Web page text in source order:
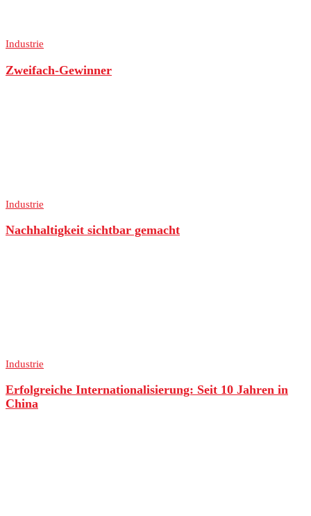
Industrie
Zweifach-Gewinner
Industrie
Nachhaltigkeit sichtbar gemacht
Industrie
Erfolgreiche Internationalisierung: Seit 10 Jahren in
China